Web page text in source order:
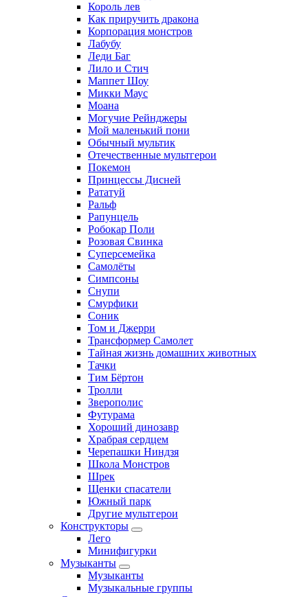
Король лев
Как приручить дракона
Корпорация монстров
Лабубу
Леди Баг
Лило и Стич
Маппет Шоу
Микки Маус
Моана
Могучие Рейнджеры
Мой маленький пони
Обычный мультик
Отечественные мультгерои
Покемон
Принцессы Дисней
Рататуй
Ральф
Рапунцель
Робокар Поли
Розовая Свинка
Суперсемейка
Самолёты
Симпсоны
Снупи
Смурфики
Соник
Том и Джерри
Трансформер Самолет
Тайная жизнь домашних животных
Тачки
Тим Бёртон
Тролли
Зверополис
Футурама
Хороший динозавр
Храбрая сердцем
Черепашки Ниндзя
Школа Монстров
Шрек
Щенки спасатели
Южный парк
Другие мультгерои
Конструкторы
Лего
Минифигурки
Музыканты
Музыканты
Музыкальные группы